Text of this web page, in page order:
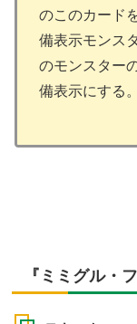
のこのカード
備表示モンス
のモンスター
備表示にする。
『ミミグル・